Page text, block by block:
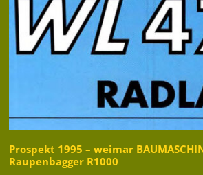
Prospekt 1995 – weimar
Raupenbagger R1000